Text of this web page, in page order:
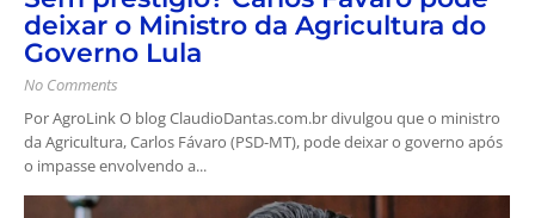
deixar o Ministro da Agricultura do
Governo Lula
No Comments
Por AgroLink O blog ClaudioDantas.com.br divulgou que o ministro
da Agricultura, Carlos Fávaro (PSD-MT), pode deixar o governo após
o impasse envolvendo a...